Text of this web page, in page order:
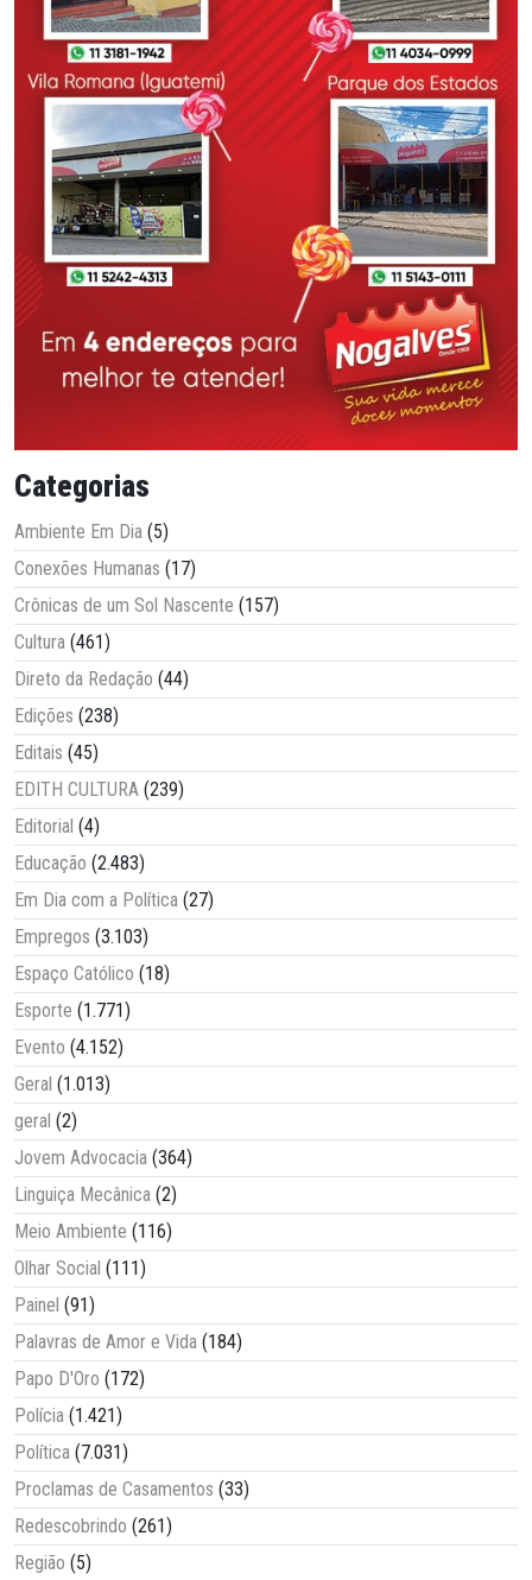
Categorias
Ambiente Em Dia (5)
Conexões Humanas (17)
Crônicas de um Sol Nascente (157)
Cultura (461)
Direto da Redação (44)
Edições (238)
Editais (45)
EDITH CULTURA (239)
Editorial (4)
Educação (2.483)
Em Dia com a Política (27)
Empregos (3.103)
Espaço Católico (18)
Esporte (1.771)
Evento (4.152)
Geral (1.013)
geral (2)
Jovem Advocacia (364)
Linguiça Mecânica (2)
Meio Ambiente (116)
Olhar Social (111)
Painel (91)
Palavras de Amor e Vida (184)
Papo D'Oro (172)
Polícia (1.421)
Política (7.031)
Proclamas de Casamentos (33)
Redescobrindo (261)
Região (5)